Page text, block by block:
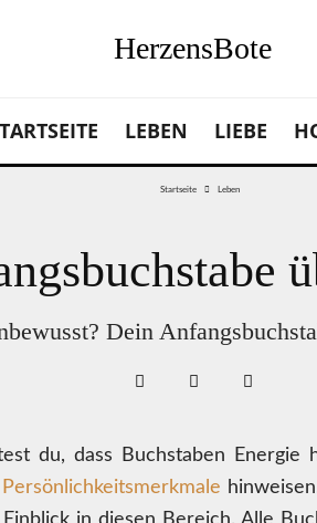
HerzensBote
LEBEN LIEBE
Startseite Leben
Dein
du, dass Buchstaben Energie
Persönlichkeitsmerkmale